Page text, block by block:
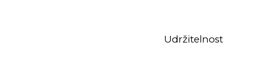
Udržitelnost